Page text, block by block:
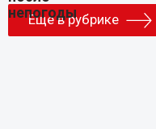
Еще в рубрике